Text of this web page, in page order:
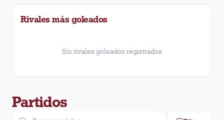
Newell's Old Boys
Rivales más goleados
Sin rivales goleados registrados
Partidos